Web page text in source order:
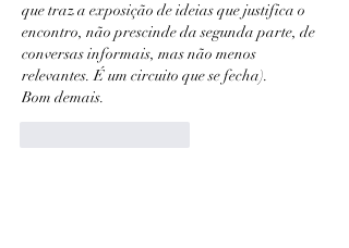
que traz a exposição de ideias que justifica o
encontro, não prescinde da segunda parte, de
conversas informais, mas não menos
relevantes. É um circuito que se fecha).
Bom demais.